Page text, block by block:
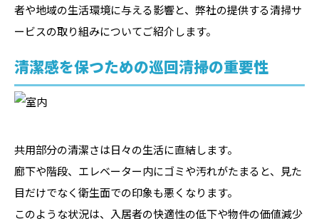
者や地域の生活環境に与える影響と、弊社の提供する清掃サ
ービスの取り組みについてご紹介します。
清潔感を保つための巡回清掃の重要性
共用部分の清潔さは日々の生活に直結します。
廊下や階段、エレベーター内にゴミや汚れがたまると、見た
目だけでなく衛生面での印象も悪くなります。
このような状況は、入居者の快適性の低下や物件の価値減少